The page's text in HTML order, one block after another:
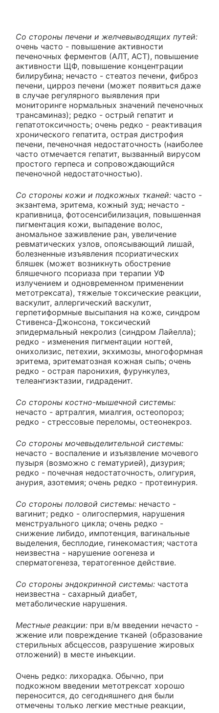
Со стороны печени и желчевыводящих путей:
очень часто - повышение активности
печеночных ферментов (АЛТ, ACT), повышение
активности ЩФ, повышение концентрации
билирубина; нечасто - стеатоз печени, фиброз
печени, цирроз печени (может появиться даже
в случае регулярного выявления при
мониторинге нормальных значений печеночных
трансаминаз); редко - острый гепатит и
гепатотоксичность; очень редко - реактивация
хронического гепатита, острая дистрофия
печени, печеночная недостаточность (наиболее
часто отмечается гепатит, вызванный вирусом
простого герпеса и сопровождающийся
печеночной недостаточностью).
Со стороны кожи и подкожных тканей: часто -
экзантема, эритема, кожный зуд; нечасто -
крапивница, фотосенсибилизация, повышенная
пигментация кожи, выпадение волос,
аномальное заживление ран, увеличение
ревматических узлов, опоясывающий лишай,
болезненные изъявления псориатических
бляшек (может возникнуть обострение
бляшечного псориаза при терапии УФ
излучением и одновременном применении
метотрексата), тяжелые токсические реакции,
васкулит, аллергический васкулит,
герпетиформные высыпания на коже, синдром
Стивенса-Джонсона, токсический
эпидермальный некролиз (синдром Лайелла);
редко - изменения пигментации ногтей,
онихолизис, петехии, экхимозы, многоформная
эритема, эритематозная кожная сыпь; очень
редко - острая паронихия, фурункулез,
телеангиэктазии, гидраденит.
Со стороны костно-мышечной системы:
нечасто - артралгия, миалгия, остеопороз;
редко - стрессовые переломы, остеонекроз.
Со стороны мочевыделительной системы:
нечасто - воспаление и изъязвление мочевого
пузыря (возможно с гематурией), дизурия;
редко - почечная недостаточность, олигурия,
анурия, азотемия; очень редко - протеинурия.
Со стороны половой системы: нечасто -
вагинит; редко - олигоспермия, нарушения
менструального цикла; очень редко -
снижение либидо, импотенция, вагинальные
выделения, бесплодие, гинекомастия; частота
неизвестна - нарушение оогенеза и
сперматогенеза, тератогенное действие.
Со стороны эндокринной системы: частота
неизвестна - сахарный диабет,
метаболические нарушения.
Местные реакции: при в/м введении нечасто -
жжение или повреждение тканей (образование
стерильных абсцессов, разрушение жировых
отложений) в месте инъекции.
Очень редко: лихорадка. Обычно, при
подкожном введении метотрексат хорошо
переносится, до сегодняшнего дня были
отмечены только легкие местные реакции,